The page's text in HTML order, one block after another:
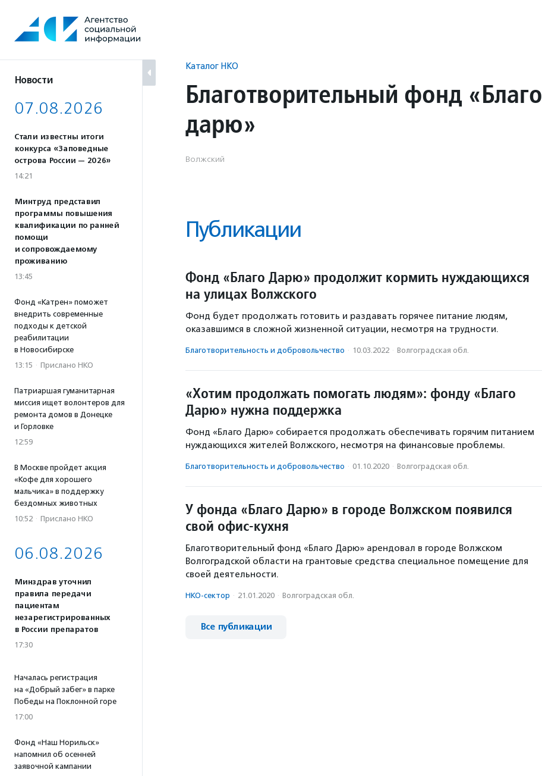
содержанию
Новости
07.08.2026
Стали известны итоги
конкурса «Заповедные
острова России — 2026»
14:21
Минтруд представил
программы повышения
квалификации по ранней
помощи
и сопровождаемому
проживанию
13:45
Фонд «Катрен» поможет
внедрить современные
подходы к детской
реабилитации
в Новосибирске
13:15 · Прислано НКО
Патриаршая гуманитарная
миссия ищет волонтеров для
ремонта домов в Донецке
и Горловке
12:59
В Москве пройдет акция
«Кофе для хорошего
мальчика» в поддержку
бездомных животных
10:52 · Прислано НКО
06.08.2026
Минздрав уточнил
правила передачи
пациентам
незарегистрированных
в России препаратов
17:30
Началась регистрация
на «Добрый забег» в парке
Победы на Поклонной горе
17:00
Фонд «Наш Норильск»
напомнил об осенней
заявочной кампании
Каталог НКО
Благотворительный фонд «Благо
дарю»
Волжский
Публикации
Фонд «Благо Дарю» продолжит кормить нуждающихся
на улицах Волжского
Фонд будет продолжать готовить и раздавать горячее питание людям,
оказавшимся в сложной жизненной ситуации, несмотря на трудности.
Благотвори­тель­ность и доброволь­чест­во · 10.03.2022 · Волгоградская обл.
«Хотим продолжать помогать людям»: фонду «Благо
Дарю» нужна поддержка
Фонд «Благо Дарю» собирается продолжать обеспечивать горячим питанием
нуждающихся жителей Волжского, несмотря на финансовые проблемы.
Благотвори­тель­ность и доброволь­чест­во · 01.10.2020 · Волгоградская обл.
У фонда «Благо Дарю» в городе Волжском появился
свой офис-кухня
Благотворительный фонд «Благо Дарю» арендовал в городе Волжском
Волгоградской области на грантовые средства специальное помещение для
своей деятельности.
НКО-сектор · 21.01.2020 · Волгоградская обл.
Все публикации